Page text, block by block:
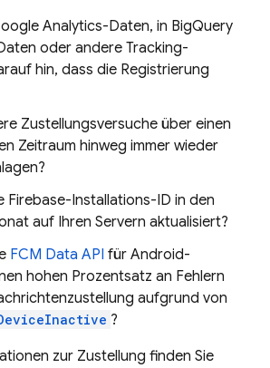
Analytics-Daten, in BigQuery
oder andere Tracking-
hin, dass die Registrierung
Zustellungsversuche über einen
Zeitraum hinweg immer wieder
Firebase-Installations-ID in den
auf Ihren Servern aktualisiert?
FCM Data API für Android-
hohen Prozentsatz an Fehlern
aufgrund von
?
zur Zustellung finden Sie